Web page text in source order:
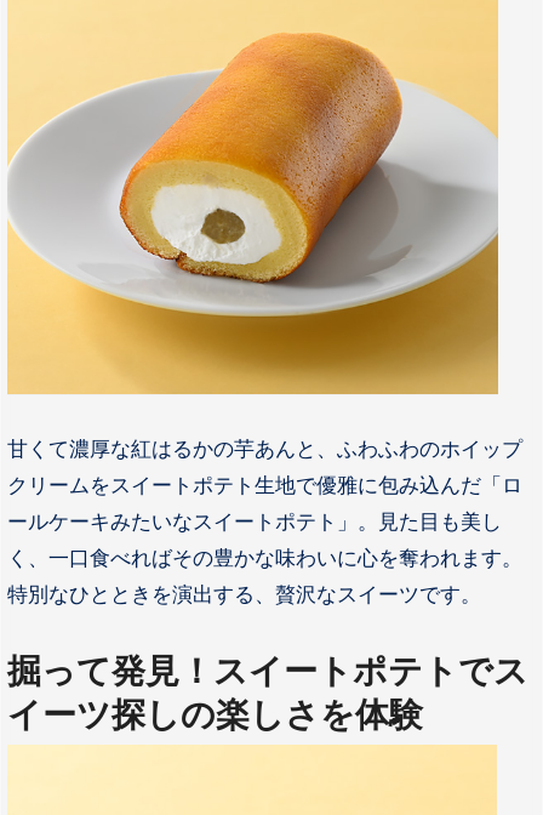
甘くて濃厚な紅はるかの芋あんと、ふわふわのホイップ
クリームをスイートポテト生地で優雅に包み込んだ「ロ
ールケーキみたいなスイートポテト」。見た目も美し
く、一口食べればその豊かな味わいに心を奪われます。
特別なひとときを演出する、贅沢なスイーツです。
掘って発見！スイートポテトでス
イーツ探しの楽しさを体験